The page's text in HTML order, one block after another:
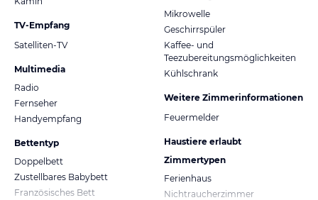
TV-Empfang
Satelliten-TV
Multimedia
Radio
Fernseher
Handyempfang
Bettentyp
Doppelbett
Zustellbares Babybett
Französisches Bett
Mikrowelle
Geschirrspüler
Kaffee- und
Teezubereitungsmöglichkeiten
Kühlschrank
Weitere Zimmerinformationen
Feuermelder
Haustiere erlaubt
Zimmertypen
Ferienhaus
Nichtraucherzimmer